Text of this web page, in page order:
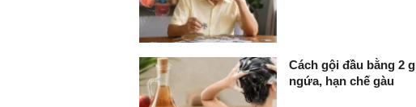
Cách gội đầu bằng 2
ngứa, hạn chế gàu